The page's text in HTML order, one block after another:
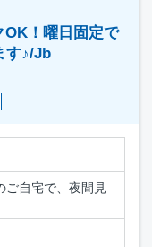
OK！曜日固定で
す♪/Jb
ご自宅で、夜間見